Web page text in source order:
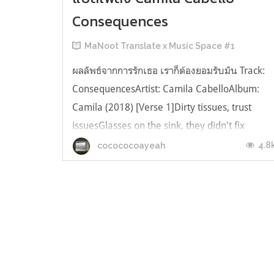
Consequences
MaNoot Translate x Music Space #1
ผลลัพธ์จากการรักเธอ เราก็ต้องยอมรับมัน Track:
ConsequencesArtist: Camila CabelloAlbum:
Camila (2018) [Verse 1]Dirty tissues, trust
issuesGlasses on the sink, they didn't fix
youLonely pillows in a stranger's bedLittle
voices in my headSecret keeping, stop the
cocococoayeah